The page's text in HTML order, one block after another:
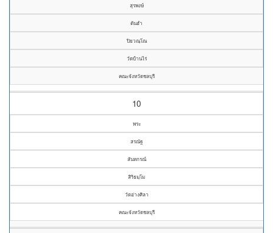
สุรพงษ์
ตันฮำ
ปิยวณฺโณ
วัดบ้านไร่
คณะจังหวัดชลบุรี
10
พระ
สรณัฐ
สันหกรณ์
สิริธมฺโม
วัดอ่างศิลา
คณะจังหวัดชลบุรี